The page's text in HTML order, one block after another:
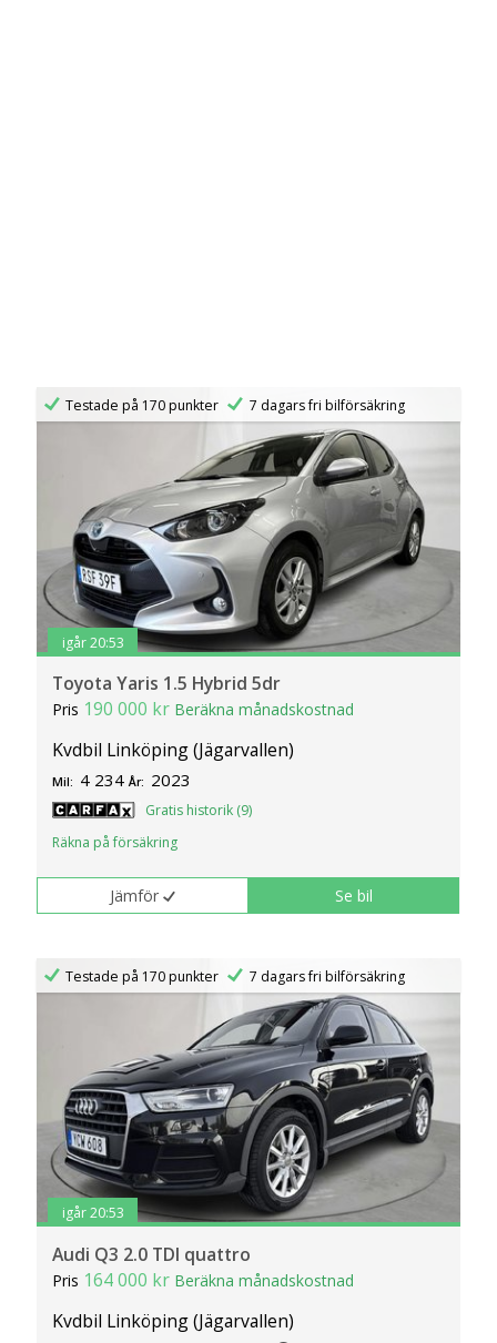
Testade på 170 punkter 7 dagars fri bilförsäkring
igår 20:53
Toyota Yaris 1.5 Hybrid 5dr
Pris 190 000 kr Beräkna månadskostnad
Kvdbil Linköping (Jägarvallen)
Mil: 4 234 År: 2023
Gratis historik (9)
Räkna på försäkring
Jämför Se bil
Testade på 170 punkter 7 dagars fri bilförsäkring
igår 20:53
Audi Q3 2.0 TDI quattro
Pris 164 000 kr Beräkna månadskostnad
Kvdbil Linköping (Jägarvallen)